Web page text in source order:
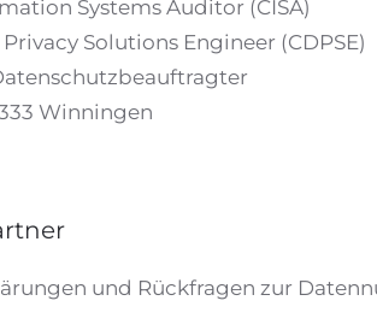
Systems Auditor (CISA)
Solutions Engineer (CDPSE)
Winningen
und Rückfragen zur